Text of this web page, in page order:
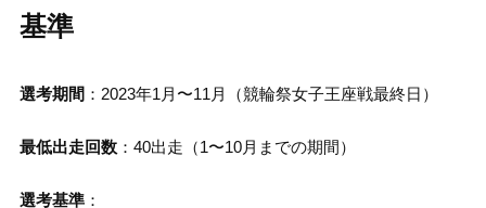
基準
選考期間 ：2023年1月〜11月（競輪祭女子王座戦最終日）
最低出走回数：40出走（1〜10月までの期間）
選考基準：